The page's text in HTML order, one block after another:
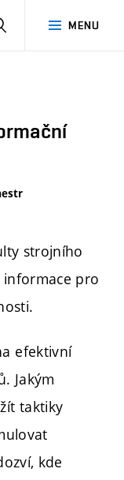
MENU
strojního
informace pro
efektivní
Jakým
taktiky
kde